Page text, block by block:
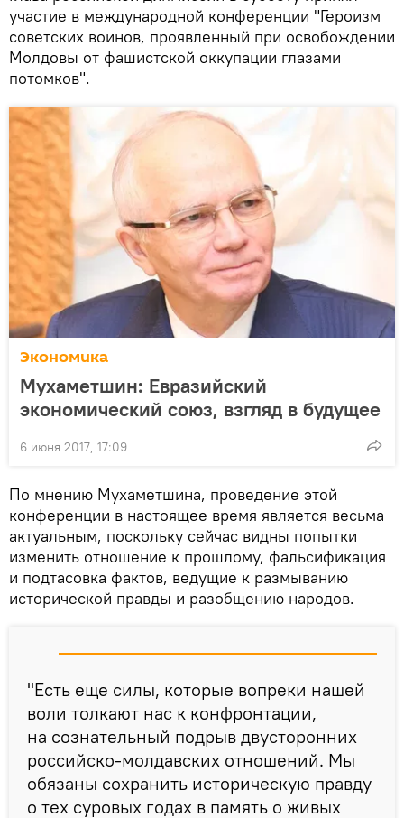
участие в международной конференции "Героизм
советских воинов, проявленный при освобождении
Молдовы от фашистской оккупации глазами
потомков".
Экономика
Мухаметшин: Евразийский
экономический союз, взгляд в будущее
6 июня 2017, 17:09
По мнению Мухаметшина, проведение этой
конференции в настоящее время является весьма
актуальным, поскольку сейчас видны попытки
изменить отношение к прошлому, фальсификация
и подтасовка фактов, ведущие к размыванию
исторической правды и разобщению народов.
"Есть еще силы, которые вопреки нашей
воли толкают нас к конфронтации,
на сознательный подрыв двусторонних
российско-молдавских отношений. Мы
обязаны сохранить историческую правду
о тех суровых годах в память о живых